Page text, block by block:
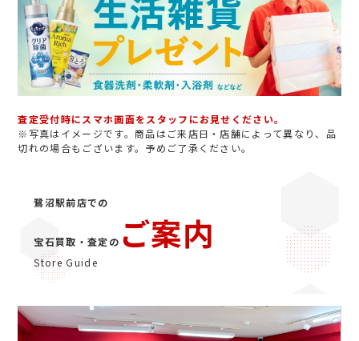
査定受付時にスマホ画面をスタッフにお見せください。
※写真はイメージです。商品はご来店日・店舗によって異なり、品
切れの場合もございます。予めご了承ください。
鷺沼駅前店での
宝石買取・査定の ご案内
Store Guide